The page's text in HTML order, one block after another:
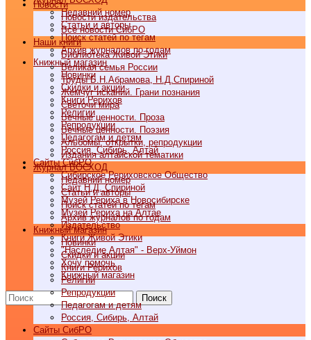
Недавний номер
Статьи и авторы
Поиск статей по тегам
Архив журналов по годам
Книжный магазин
Новинки
Скидки и акции
Книги Рерихов
Религии
Репродукции
Педагогам и детям
Россия, Сибирь, Алтай
Cайты СибРО
Сибирское Рериховское Общество
Сайт Н.Д. Спириной
Музей Рериха в Новосибирске
Музей Рериха на Алтае
Издательство
Книги Живой Этики
"Наследие Алтая" - Верх-Уймон
Хочу помочь
Книжный магазин
Поиск
Новости
Новости издательства
Все новости СибРО
Наши книги
Библиотека Живой Этики
Великая семья России
Труды Б.Н.Абрамова, Н.Д.Спириной
Жемчуг исканий. Грани познания
Светочи мира
Вечные ценности. Проза
Вечные ценности. Поэзия
Альбомы, открытки, репродукции
Издания алтайской тематики
Журнал ВОСХОД
Недавний номер
Статьи и авторы
Поиск статей по тегам
Архив журналов по годам
Книжный магазин
Новинки
Скидки и акции
Книги Рерихов
Религии
Репродукции
Педагогам и детям
Россия, Сибирь, Алтай
Cайты СибРО